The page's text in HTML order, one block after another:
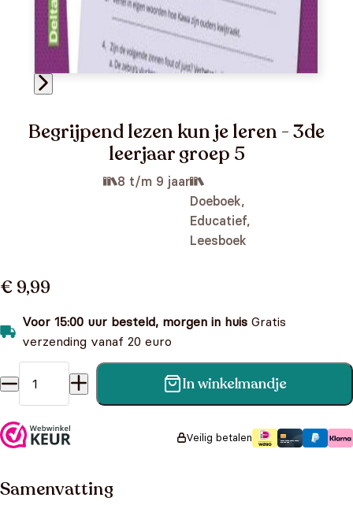
Begrijpend lezen kun je leren - 3de
leerjaar groep 5
8 t/m 9 jaar
Doeboek,
Educatief,
Leesboek
€ 9,99
Voor 15:00 uur besteld, morgen in huis Gratis
verzending vanaf 20 euro
Begrijpend lezen kun je leren - 3de leerjaar groep 5 aantal
In winkelmandje
Veilig betalen
Samenvatting